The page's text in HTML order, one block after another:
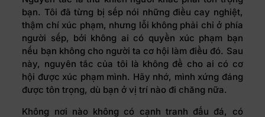
bạn. Tôi đã từng bị sếp nói những điều cay nghiệt,
thậm chí xúc phạm, nhưng lỗi không phải chỉ ở phía
người sếp, bởi không ai có quyền xúc phạm bạn
nếu bạn không cho người ta cơ hội làm điều đó. Sau
này, nguyên tắc của tôi là không để cho ai có cơ
hội được xúc phạm mình. Hãy nhớ, mình xứng đáng
được tôn trọng, dù bạn ở vị trí nào đi chăng nữa.
Không nơi nào không có cạnh tranh đấu đá, có